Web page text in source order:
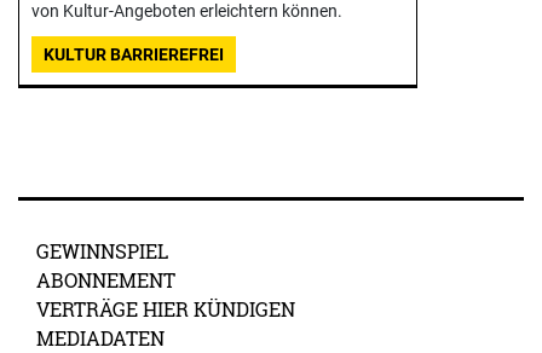
von Kultur-Angeboten erleichtern können.
KULTUR BARRIEREFREI
GEWINNSPIEL
ABONNEMENT
VERTRÄGE HIER KÜNDIGEN
MEDIADATEN